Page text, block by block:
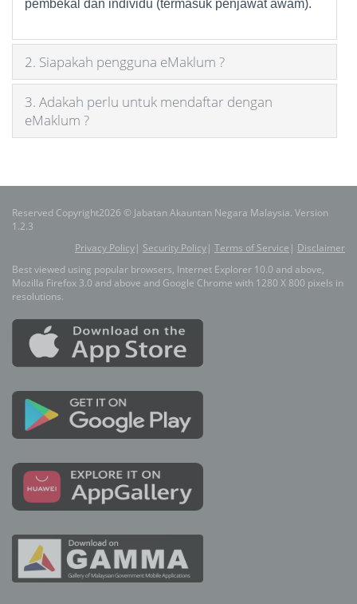
pembekal dan individu (termasuk penjawat awam).
2. Siapakah pengguna eMaklum ?
3. Adakah perlu untuk mendaftar dengan
eMaklum ?
Reserved Copyright2026 © Jabatan Akauntan Negara Malaysia. Version
1.2.3
Privacy Policy| Security Policy| Terms of Service | Disclaimer
Best viewed using popular browsers, Internet Explorer 10.0 and above,
Mozilla Firefox 3.0 and above and Google Chrome with 1280 X 800 pixels in
resolutions.